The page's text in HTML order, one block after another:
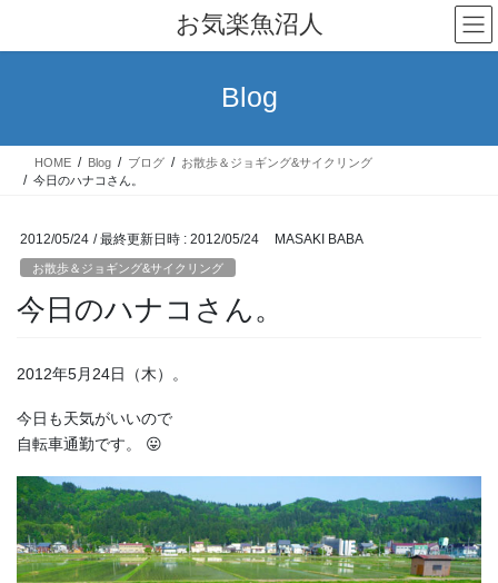
テ
ス
ゲ
ン
お気楽魚沼人
Blog
HOME Blog ブログ
お散歩＆ジョギング&サイクリング
今日のハナコさん。
2012/05/24 / 最終更新日時 : 2012/05/24 MASAKI BABA
お散歩＆ジョギング&サイクリング
今日のハナコさん。
2012年5月24日（木）。
今日も天気がいいので
自転車通勤です。 😛